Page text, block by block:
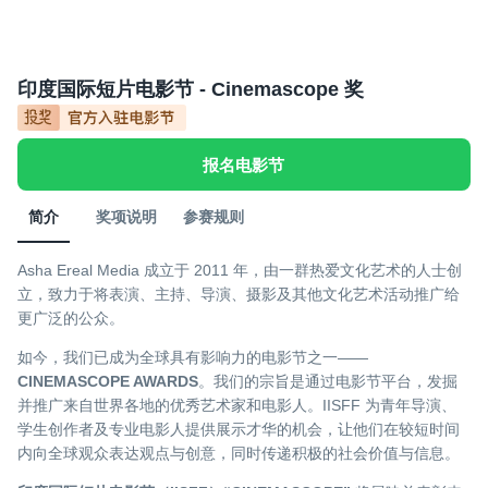
印度国际短片电影节 - Cinemascope 奖
报名电影节
简介 奖项说明 参赛规则
Asha Ereal Media 成立于 2011 年，由一群热爱文化艺术的人士创
立，致力于将表演、主持、导演、摄影及其他文化艺术活动推广给
更广泛的公众。
如今，我们已成为全球具有影响力的电影节之一——
CINEMASCOPE AWARDS。我们的宗旨是通过电影节平台，发掘
并推广来自世界各地的优秀艺术家和电影人。IISFF 为青年导演、
学生创作者及专业电影人提供展示才华的机会，让他们在较短时间
内向全球观众表达观点与创意，同时传递积极的社会价值与信息。